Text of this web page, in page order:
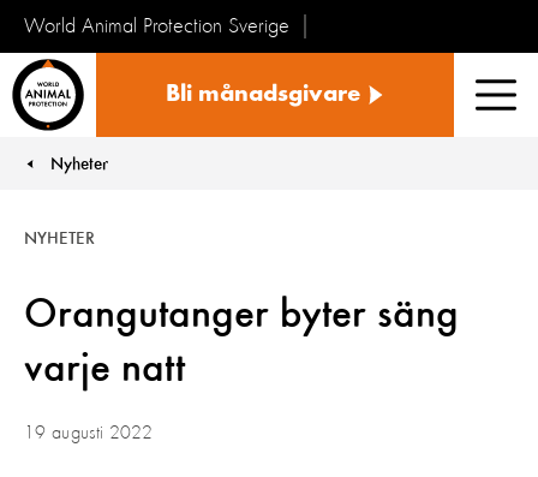
World Animal Protection Sverige
Bli månadsgivare
You are here:
Nyheter
Orangutanger byter säng
varje natt
NYHETER
19 augusti 2022